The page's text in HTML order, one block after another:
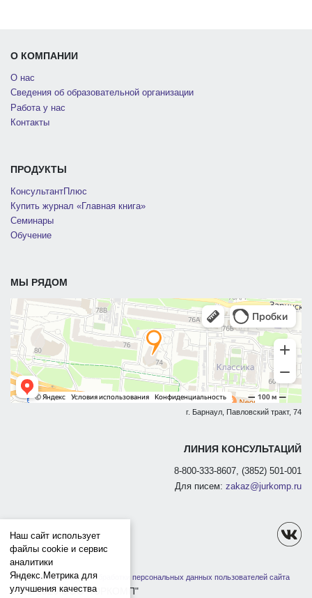
О КОМПАНИИ
О нас
Сведения об образовательной организации
Работа у нас
Контакты
ПРОДУКТЫ
КонсультантПлюс
Купить журнал «Главная книга»
Семинары
Обучение
МЫ РЯДОМ
г. Барнаул, Павловский тракт, 74
ЛИНИЯ КОНСУЛЬТАЦИЙ
8-800-333-8607, (3852) 501-001
Для писем: zakaz@jurkomp.ru
Политика защиты и обработки персональных данных пользователей сайта
1991-2026 ООО "ЮРКОМП"
Наш сайт использует
файлы cookie и сервис
аналитики
Яндекс.Метрика для
улучшения качества